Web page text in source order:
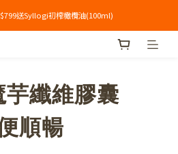
滿$699享免運🔥
送Syllogi初榨橄欖油(100ml)
芋纖維膠囊
順暢